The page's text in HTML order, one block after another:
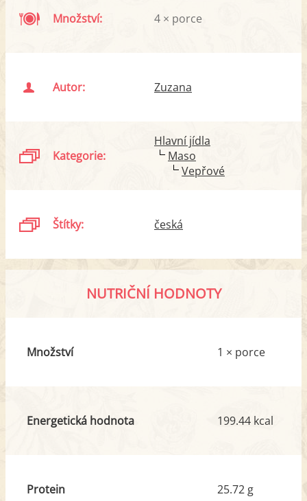
Množství: 4 × porce
Autor: Zuzana
Kategorie:
Hlavní jídla
Maso
Vepřové
Štítky: česká
NUTRIČNÍ HODNOTY
Množství 1 × porce
Energetická hodnota 199.44 kcal
Protein 25.72 g